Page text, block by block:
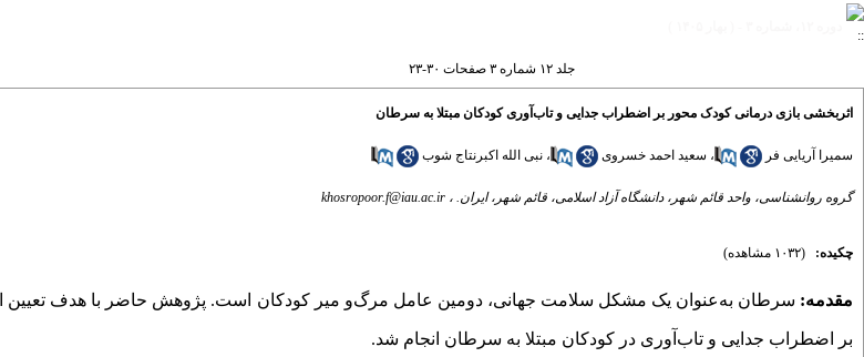
جلد ۱۲ شماره ۳ صفحات ۳۰-۲۳
اثربخشی بازی درمانی کودک محور بر اضطراب جدایی و تاب‌آوری کودکان مبتلا به سرطان
سمیرا آریایی فر ، سعید احمد خسروی ، نبی الله اکبرنتاج شوب
گروه روانشناسی، واحد قائم شهر، دانشگاه آزاد اسلامی، قائم شهر، ایران. ، khosropoor.f@iau.ac.ir
چکیده: (۱۰۳۲ مشاهده)
مقدمه: سرطان به‌عنوان یک مشکل سلامت جهانی، دومین عامل مرگ‌و میر کودکان است. پژوهش حاضر با هدف تعیین
بر اضطراب جدایی و تاب‌آوری در کودکان مبتلا به سرطان انجام شد.